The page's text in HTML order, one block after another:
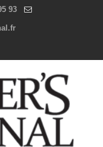
93